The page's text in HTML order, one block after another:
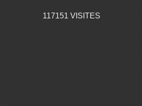
117151 VISITES